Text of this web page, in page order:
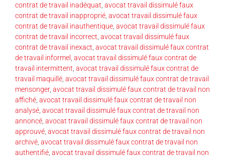
contrat de travail inadéquat avocat travail dissimulé faux
contrat de travail inapproprié avocat travail dissimulé faux
contrat de travail inauthentique avocat travail dissimulé faux
contrat de travail incorrect avocat travail dissimulé faux
contrat de travail inexact avocat travail dissimulé faux contrat
de travail informel avocat travail dissimulé faux contrat de
travail intermittent avocat travail dissimulé faux contrat de
travail maquillé avocat travail dissimulé faux contrat de travail
mensonger, avocat travail dissimulé faux contrat de travail non
affiché avocat travail dissimulé faux contrat de travail non
analysé avocat travail dissimulé faux contrat de travail non
annoncé avocat travail dissimulé faux contrat de travail non
approuvé avocat travail dissimulé faux contrat de travail non
archivé avocat travail dissimulé faux contrat de travail non
authentifié avocat travail dissimulé faux contrat de travail non